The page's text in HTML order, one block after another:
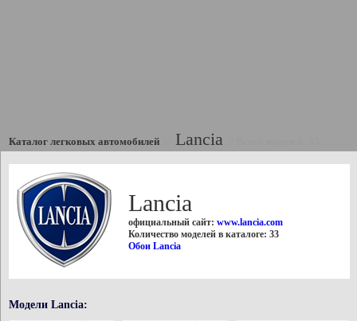
Каталог легковых автомобилей Lancia
Lancia
официальный сайт: www.lancia.com
Количество моделей в каталоге: 33
Обои Lancia
Модели Lancia: